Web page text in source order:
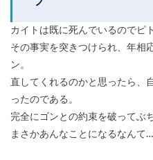
カイトは既に死んでいるのでピ
その事実を突きつけられ、年相
ン。
直してくれるのかと思ったら、
ったのである。
完全にゴンとの約束を破ってぶ
まさかあんなことになるなんて…